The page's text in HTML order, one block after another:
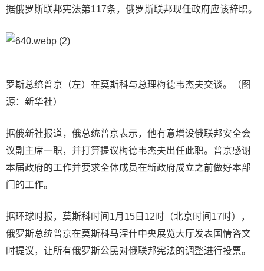
据俄罗斯联邦宪法第117条，俄罗斯联邦现任政府应该辞职。
罗斯总统普京（左）在莫斯科与总理梅德韦杰夫交谈。（图
源：新华社）
据俄新社报道，俄总统普京表示，他有意增设俄联邦安全会
议副主席一职，并打算提议梅德韦杰夫出任此职。普京感谢
本届政府的工作并要求全体成员在新政府成立之前做好本部
门的工作。
据环球时报，莫斯科时间1月15日12时（北京时间17时），
俄罗斯总统普京在莫斯科马涅什中央展览大厅发表国情咨文
时提议，让所有俄罗斯公民对俄联邦宪法的调整进行投票。